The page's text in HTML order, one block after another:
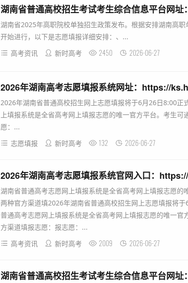
湖南省普通高校招生考试考生综合信息平台网
湖南省2025年高职院校单独招生政策发布。根据安排湖南高
开始进行，以下是志愿填报详细安排：、...
高考资讯
新时高考 2450 2026-06-27
2026年湖南高考志愿填报系统网址：https://
2026年湖南省普通高校招生网上志愿填报将于6月26日8:00正
上填报系统是全省高考网上填报志愿的唯一官方平台。考生
愿：...
志愿填报
新时高考 132 2026-06-27
2026年湖南高考志愿填报系统官网入口：
湖南省普通高考志愿网上填报系统是全省高考网上填报志愿的
两种官方渠道填2026年湖南省普通高校招生网上志愿填报将
普通高考志愿网上填报系统是全省高考网上填报志愿的唯一官
方渠道填报志愿：报志愿：...
高考资讯
新时高考 2009 2026-06-27
湖南省普通高校招生考试考生综合信息平台网